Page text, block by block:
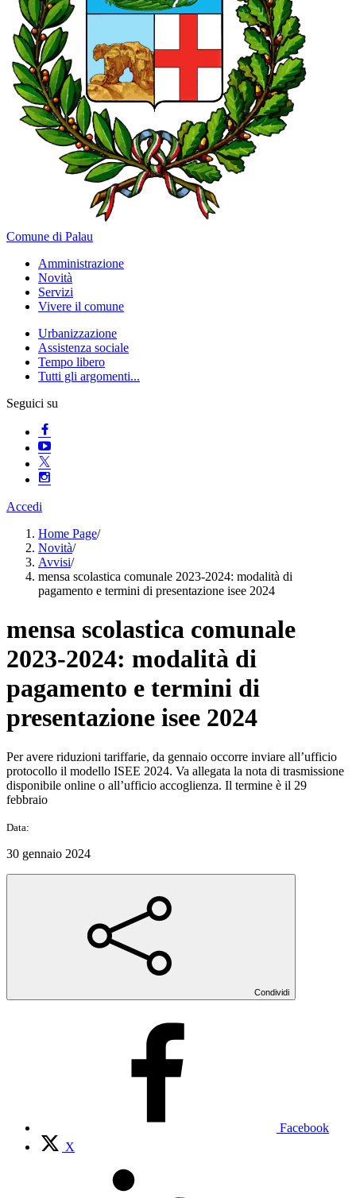
Comune di Palau
Amministrazione
Novità
Servizi
Vivere il comune
Urbanizzazione
Assistenza sociale
Tempo libero
Tutti gli argomenti...
Seguici su
Accedi
Home Page/
Novità/
Avvisi/
mensa scolastica comunale 2023-2024: modalità di
pagamento e termini di presentazione isee 2024
mensa scolastica comunale
2023-2024: modalità di
pagamento e termini di
presentazione isee 2024
Per avere riduzioni tariffarie, da gennaio occorre inviare all’ufficio
protocollo il modello ISEE 2024. Va allegata la nota di trasmissione
disponibile online o all’ufficio accoglienza. Il termine è il 29
febbraio
Data:
30 gennaio 2024
Condividi
Facebook
X